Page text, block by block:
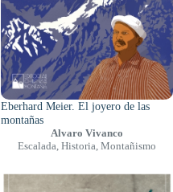
Eberhard Meier. El joyero de las
montañas
Alvaro Vivanco
Escalada Historia Montañismo